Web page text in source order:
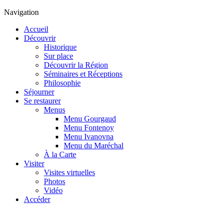
Navigation
Accueil
Découvrir
Historique
Sur place
Découvrir la Région
Séminaires et Réceptions
Philosophie
Séjourner
Se restaurer
Menus
Menu Gourgaud
Menu Fontenoy
Menu Ivanovna
Menu du Maréchal
À la Carte
Visiter
Visites virtuelles
Photos
Vidéo
Accéder